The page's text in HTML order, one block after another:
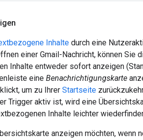
Inhalte durch eine
einer Gmail-Nachricht, können Sie
Inhalte entweder sofort anzeigen
eine Benachrichtigungskarte
klickt, um zu Ihrer Startseite
Trigger aktiv ist, wird eine
Inhalte leichter
anzeigen möchten,